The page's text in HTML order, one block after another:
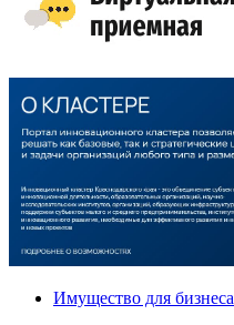
Имущество для бизнеса